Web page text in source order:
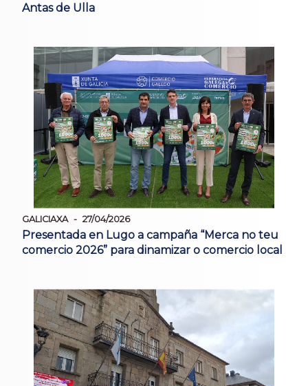
Antas de Ulla
GALICIAXA 27/04/2026
Presentada en Lugo a campaña “Merca no teu
comercio 2026” para dinamizar o comercio local